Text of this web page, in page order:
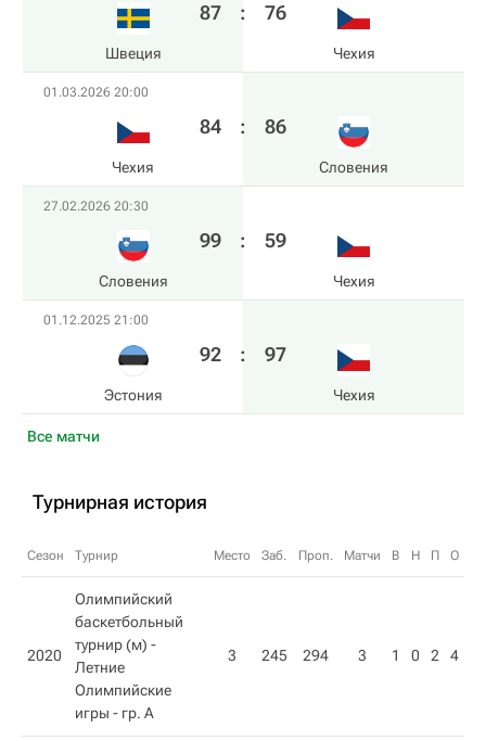
Все матчи
Швеция
87 : 76
Чехия
01.03.2026 20:00
Чехия
84 : 86
Словения
27.02.2026 20:30
Словения
99 : 59
Чехия
01.12.2025 21:00
Эстония
92 : 97
Чехия
Турнирная история
Сезон Турнир Место Заб. Проп. Матчи В Н П О
2020
Олимпийский
баскетбольный
турнир (м) -
Летние
Олимпийские
игры - гр. A
3 245 294 3 1 0 2 4